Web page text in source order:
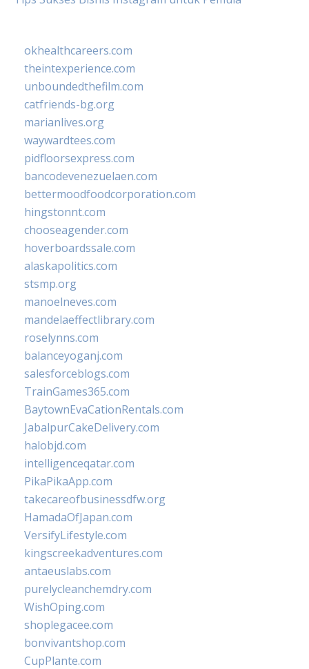
okhealthcareers.com
theintexperience.com
unboundedthefilm.com
catfriends-bg.org
marianlives.org
waywardtees.com
pidfloorsexpress.com
bancodevenezuelaen.com
bettermoodfoodcorporation.com
hingstonnt.com
chooseagender.com
hoverboardssale.com
alaskapolitics.com
stsmp.org
manoelneves.com
mandelaeffectlibrary.com
roselynns.com
balanceyoganj.com
salesforceblogs.com
TrainGames365.com
BaytownEvaCationRentals.com
JabalpurCakeDelivery.com
halobjd.com
intelligenceqatar.com
PikaPikaApp.com
takecareofbusinessdfw.org
HamadaOfJapan.com
VersifyLifestyle.com
kingscreekadventures.com
antaeuslabs.com
purelycleanchemdry.com
WishOping.com
shoplegacee.com
bonvivantshop.com
CupPlante.com